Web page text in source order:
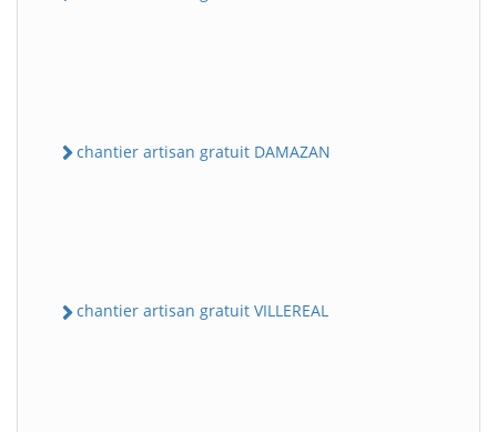
chantier artisan gratuit DAMAZAN
chantier artisan gratuit VILLEREAL